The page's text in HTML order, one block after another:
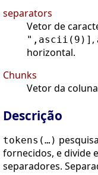
separators
Vetor de
",ascii(9)] ,
horizontal.
Chunks
Vetor da
Descrição
tokens(…)
fornecidos, e divide
separadores.